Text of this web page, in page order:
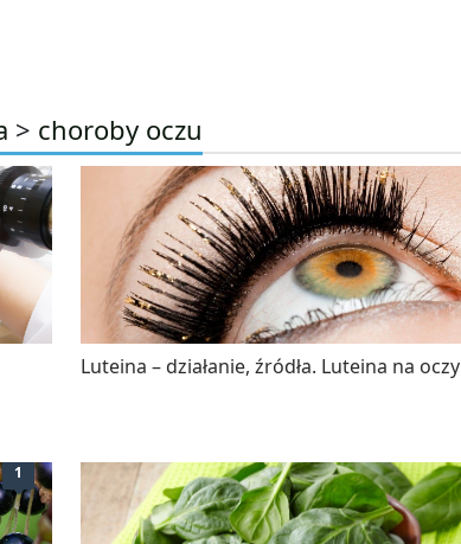
> choroby oczu
Luteina – działanie, źródła. Luteina na oczy
1